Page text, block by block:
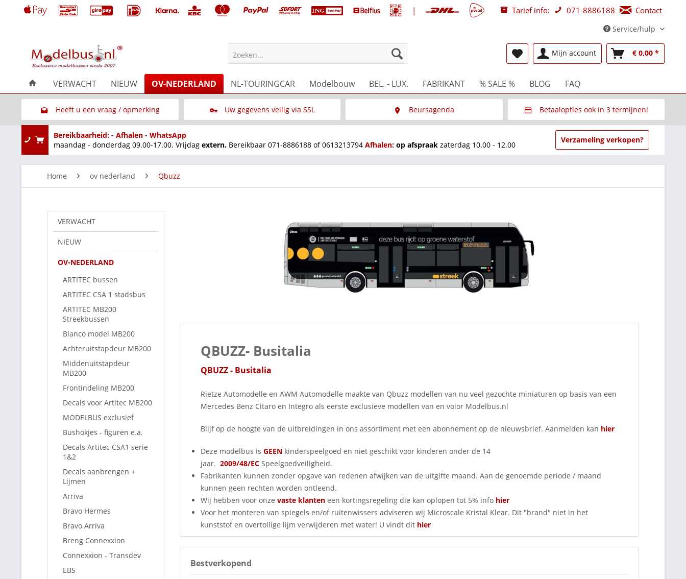
| Tarief info: 071-8886188 Contact
Service/hulp
Zoeken... Mijn account € 0,00 *
VERWACHT NIEUW OV-NEDERLAND NL-TOURINGCAR Modelbouw BEL. - LUX. FABRIKANT % SALE % BLOG FAQ
Heeft u een vraag / opmerking
Link naar het contactformulier
Uw gegevens veilig via SSL Beursagenda Betaalopties ook in 3 termijnen!
Via Multisafepay (veilig via SSL)
Bereikbaarheid: - Afhalen - WhatsApp
maandag - donderdag 09.00-17.00. Vrijdag extern. Bereikbaar 071-8886188 of 0613213794 Afhalen: op afspraak zaterdag 10.00 - 12.00
Verzameling verkopen?
Home ov nederland Qbuzz
VERWACHT
NIEUW
OV-NEDERLAND
ARTITEC bussen
ARTITEC CSA 1 stadsbus
ARTITEC MB200
Streekbussen
Blanco model MB200
Achteruitstapdeur MB200
Middenuitstapdeur
MB200
Frontindeling MB200
Decals voor Artitec MB200
MODELBUS exclusief
Bushokjes - figuren e.a.
Decals Artitec CSA1 serie
1&2
Decals aanbrengen +
Lijmen
Arriva
Bravo Hermes
Bravo Arriva
Breng Connexxion
Connexxion - Transdev
EBS
QBUZZ- Busitalia
QBUZZ - Busitalia
Rietze Automodelle en AWM Automodelle maakte van Qbuzz modellen van nu veel gezochte miniaturen op basis van een
Mercedes Benz Citaro en Integro als eerste exclusieve modellen van en voior Modelbus.nl
Blijf op de hoogte van de uitbreidingen in ons assortiment met een abonnement op de nieuwsbrief. Aanmelden kan hier
Deze modelbus is GEEN kinderspeelgoed en niet geschikt voor kinderen onder de 14
jaar. 2009/48/EC Speelgoedveiligheid.
Fabrikanten kunnen zonder opgave van redenen afwijken van de uitgifte maand. Aan de genoemde periode / maand
kunnen geen rechten worden ontleend.
Wij hebben voor onze vaste klanten een kortingsregeling die kan oplopen tot 5% info hier
Voor het monteren van spiegels en/of ruitenwissers adviseren wij Microscale Kristal Klear. Dit "brand" niet in het
kunststof en overtollige lijm verwijderen met water! U vindt dit hier
Bestverkopend